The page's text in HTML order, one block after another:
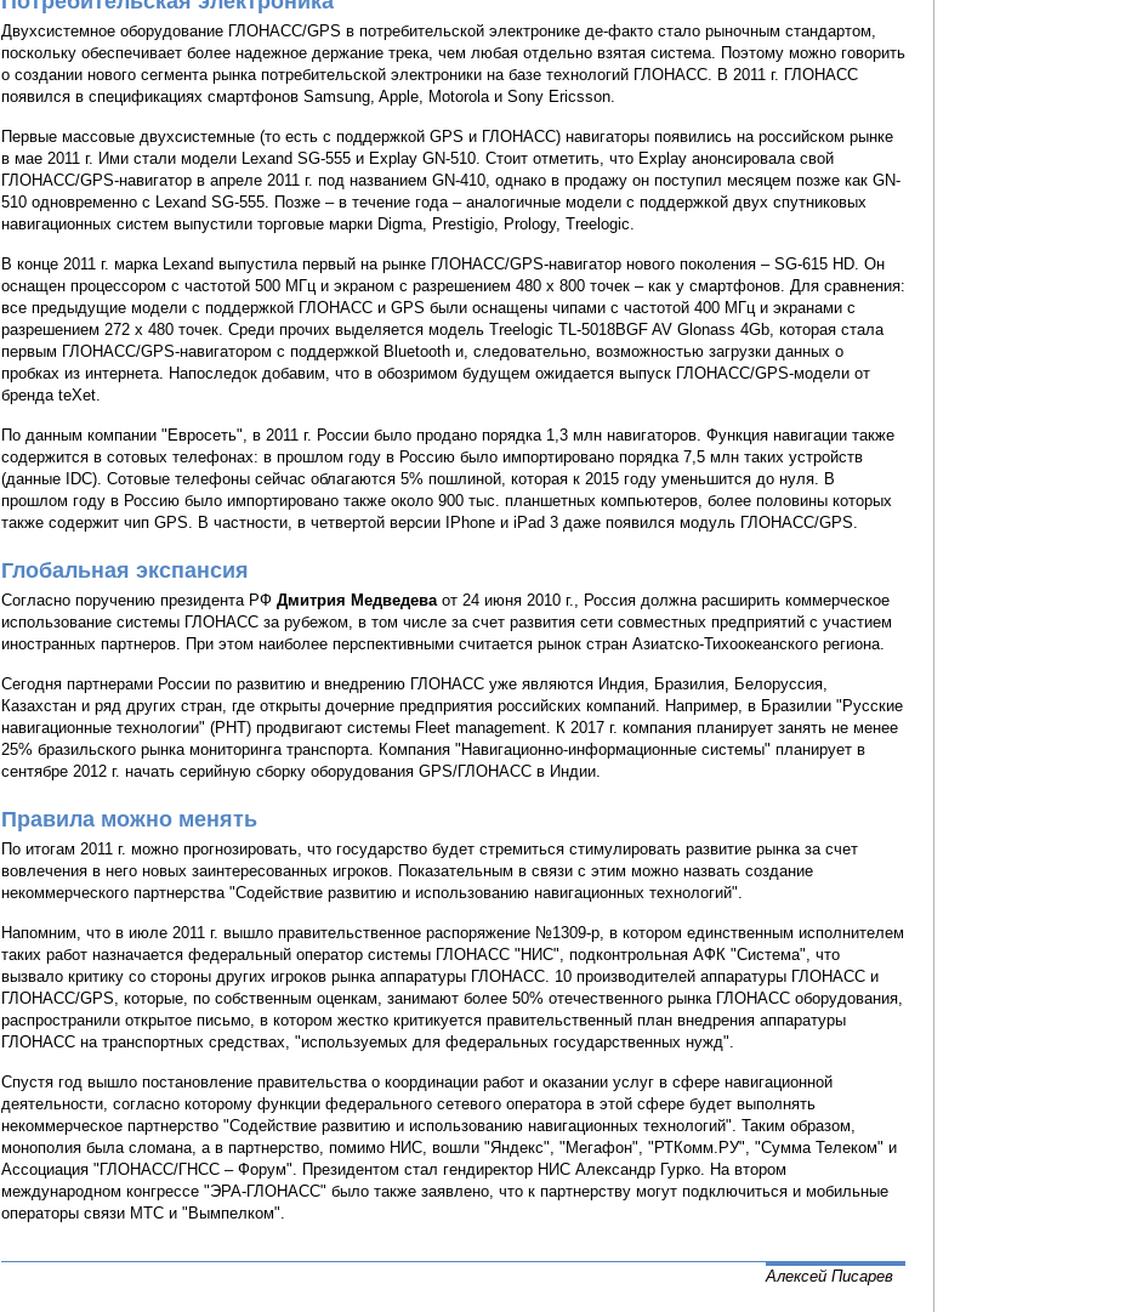
Двухсистемное оборудование ГЛОНАСС/GPS в потребительской электронике де-факто стало рыночным стандартом,
поскольку обеспечивает более надежное держание трека, чем любая отдельно взятая система. Поэтому можно говорить
о создании нового сегмента рынка потребительской электроники на базе технологий ГЛОНАСС. В 2011 г. ГЛОНАСС
появился в спецификациях смартфонов Samsung, Apple, Motorola и Sony Ericsson.
Первые массовые двухсистемные (то есть с поддержкой GPS и ГЛОНАСС) навигаторы появились на российском рынке
в мае 2011 г. Ими стали модели Lexand SG-555 и Explay GN-510. Стоит отметить, что Explay анонсировала свой
ГЛОНАСС/GPS-навигатор в апреле 2011 г. под названием GN-410, однако в продажу он поступил месяцем позже как GN-
510 одновременно с Lexand SG-555. Позже – в течение года – аналогичные модели с поддержкой двух спутниковых
навигационных систем выпустили торговые марки Digma, Prestigio, Prology, Treelogic.
В конце 2011 г. марка Lexand выпустила первый на рынке ГЛОНАСС/GPS-навигатор нового поколения – SG-615 HD. Он
оснащен процессором с частотой 500 МГц и экраном с разрешением 480 х 800 точек – как у смартфонов. Для сравнения:
все предыдущие модели с поддержкой ГЛОНАСС и GPS были оснащены чипами с частотой 400 МГц и экранами с
разрешением 272 х 480 точек. Среди прочих выделяется модель Treelogic TL-5018BGF AV Glonass 4Gb, которая стала
первым ГЛОНАСС/GPS-навигатором с поддержкой Bluetooth и, следовательно, возможностью загрузки данных о
пробках из интернета. Напоследок добавим, что в обозримом будущем ожидается выпуск ГЛОНАСС/GPS-модели от
бренда teXet.
По данным компании "Евросеть", в 2011 г. России было продано порядка 1,3 млн навигаторов. Функция навигации также
содержится в сотовых телефонах: в прошлом году в Россию было импортировано порядка 7,5 млн таких устройств
(данные IDC). Сотовые телефоны сейчас облагаются 5% пошлиной, которая к 2015 году уменьшится до нуля. В
прошлом году в Россию было импортировано также около 900 тыс. планшетных компьютеров, более половины которых
также содержит чип GPS. В частности, в четвертой версии IPhone и iPad 3 даже появился модуль ГЛОНАСС/GPS.
Глобальная экспансия
Согласно поручению президента РФ Дмитрия Медведеваот 24 июня 2010 г., Россия должна расширить коммерческое
использование системы ГЛОНАСС за рубежом, в том числе за счет развития сети совместных предприятий с участием
иностранных партнеров. При этом наиболее перспективными считается рынок стран Азиатско-Тихоокеанского региона.
Сегодня партнерами России по развитию и внедрению ГЛОНАСС уже являются Индия, Бразилия, Белоруссия,
Казахстан и ряд других стран, где открыты дочерние предприятия российских компаний. Например, в Бразилии "Русские
навигационные технологии" (РНТ) продвигают системы Fleet management. К 2017 г. компания планирует занять не менее
25% бразильского рынка мониторинга транспорта. Компания "Навигационно-информационные системы" планирует в
сентябре 2012 г. начать серийную сборку оборудования GPS/ГЛОНАСС в Индии.
Правила можно менять
По итогам 2011 г. можно прогнозировать, что государство будет стремиться стимулировать развитие рынка за счет
вовлечения в него новых заинтересованных игроков. Показательным в связи с этим можно назвать создание
некоммерческого партнерства "Содействие развитию и использованию навигационных технологий".
Напомним, что в июле 2011 г. вышло правительственное распоряжение №1309-р, в котором единственным исполнителем
таких работ назначается федеральный оператор системы ГЛОНАСС "НИС", подконтрольная АФК "Система", что
вызвало критику со стороны других игроков рынка аппаратуры ГЛОНАСС. 10 производителей аппаратуры ГЛОНАСС и
ГЛОНАСС/GPS, которые, по собственным оценкам, занимают более 50% отечественного рынка ГЛОНАСС оборудования,
распространили открытое письмо, в котором жестко критикуется правительственный план внедрения аппаратуры
ГЛОНАСС на транспортных средствах, "используемых для федеральных государственных нужд".
Спустя год вышло постановление правительства о координации работ и оказании услуг в сфере навигационной
деятельности, согласно которому функции федерального сетевого оператора в этой сфере будет выполнять
некоммерческое партнерство "Содействие развитию и использованию навигационных технологий". Таким образом,
монополия была сломана, а в партнерство, помимо НИС, вошли "Яндекс", "Мегафон", "РТКомм.РУ", "Сумма Телеком" и
Ассоциация "ГЛОНАСС/ГНСС – Форум". Президентом стал гендиректор НИС Александр Гурко. На втором
международном конгрессе "ЭРА-ГЛОНАСС" было также заявлено, что к партнерству могут подключиться и мобильные
операторы связи МТС и "Вымпелком".
Алексей Писарев